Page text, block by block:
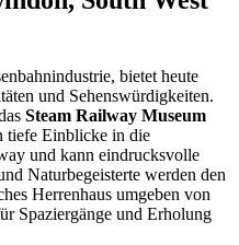
bietet heute
und Sehenswürdigkeiten.
Steam Railway Museum
tiefe Einblicke in die
und kann eindrucksvolle
Naturbegeisterte werden den
Herrenhaus umgeben von
Spaziergänge und Erholung